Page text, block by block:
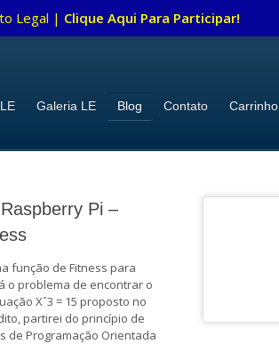
Galeria LE Blog Contato Carrinho
Pi –
função de Fitness para
o problema de encontrar o
Xˆ3 = 15 proposto no
partirei do princípio de
de Programação Orientada
Legal | Clique Aqui Para Participar!